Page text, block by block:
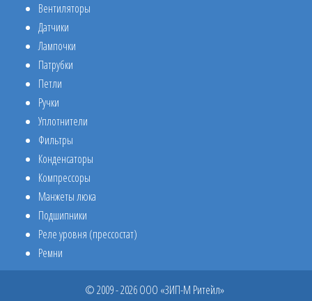
Вентиляторы
Датчики
Лампочки
Патрубки
Петли
Ручки
Уплотнители
Фильтры
Конденсаторы
Компрессоры
Манжеты люка
Подшипники
Реле уровня (прессостат)
Ремни
© 2009 - 2026 ООО «ЗИП-М Ритейл»